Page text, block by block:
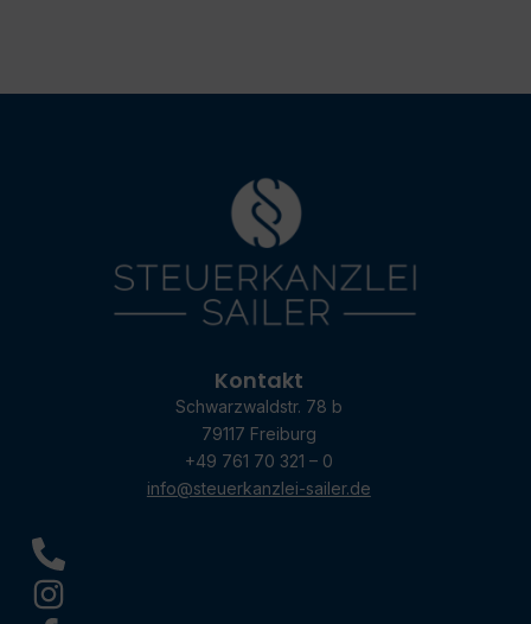
Kontakt
Schwarzwaldstr. 78 b
79117 Freiburg
+49 761 70 321 – 0
info@steuerkanzlei-sailer.de